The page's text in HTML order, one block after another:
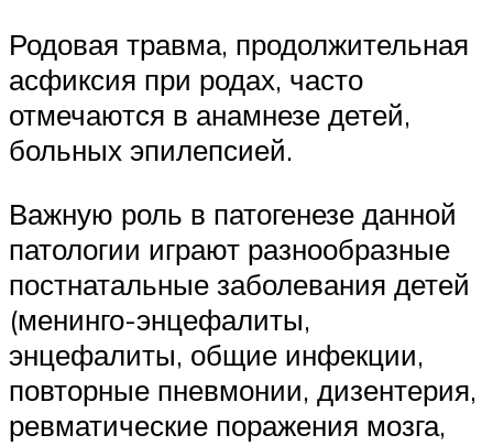
Родовая травма, продолжительная
асфиксия при родах, часто
отмечаются в анамнезе детей,
больных эпилепсией.
Важную роль в патогенезе данной
патологии играют разнообразные
постнатальные заболевания детей
(менинго-энцефалиты,
энцефалиты, общие инфекции,
повторные пневмонии, дизентерия,
ревматические поражения мозга,